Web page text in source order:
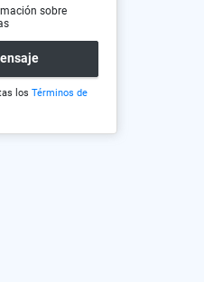
sobre
los Términos de